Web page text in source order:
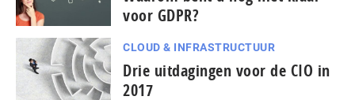
voor GDPR?
CLOUD & INFRASTRUCTUUR
Drie uitdagingen voor de CIO in
2017